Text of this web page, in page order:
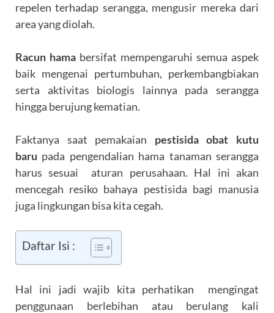
repelen terhadap serangga, mengusir mereka dari
area yang diolah.
Racun hama bersifat mempengaruhi semua aspek
baik mengenai pertumbuhan, perkembangbiakan
serta aktivitas biologis lainnya pada serangga
hingga berujung kematian.
Faktanya saat pemakaian pestisida obat kutu
baru pada pengendalian hama tanaman serangga
harus sesuai aturan perusahaan. Hal ini akan
mencegah resiko bahaya pestisida bagi manusia
juga lingkungan bisa kita cegah.
Daftar Isi :
Hal ini jadi wajib kita perhatikan mengingat
penggunaan berlebihan atau berulang kali